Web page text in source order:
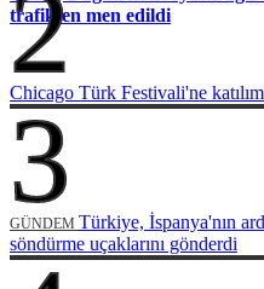
trafikten men edildi
2
Chicago Türk Festivali'ne
3
GÜNDEM Türkiye, İspanya'nın
söndürme uçaklarını gönderdi